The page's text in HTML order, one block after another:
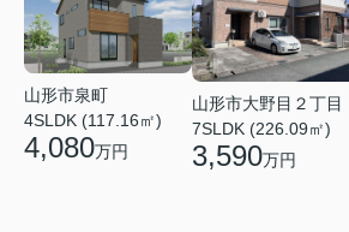
山形市泉町
4SLDK (117.16㎡)
4,080万円
山形市大野目２丁目
7SLDK (226.09㎡)
3,590万円